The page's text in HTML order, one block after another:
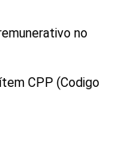
no
CPP (Codigo